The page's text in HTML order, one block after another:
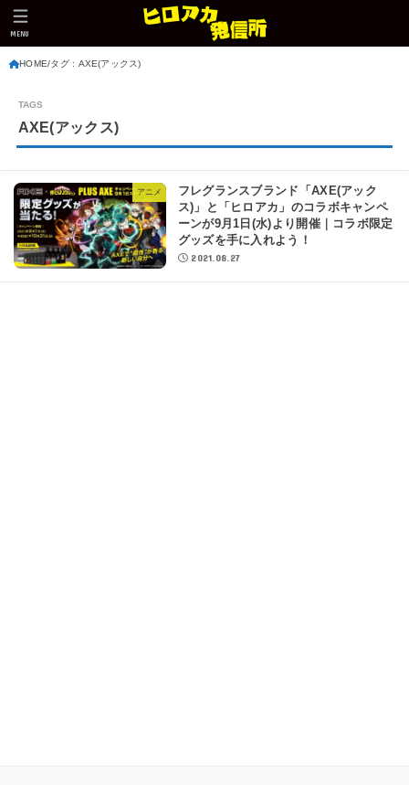
MENU
HOME タグ : AXE(アックス)
AXE(アックス)
アニメ
フレグランスブランド「AXE(アック
ス)」と「ヒロアカ」のコラボキャンペ
ーンが9月1日(水)より開催｜コラボ限定
グッズを手に入れよう！
2021.08.27